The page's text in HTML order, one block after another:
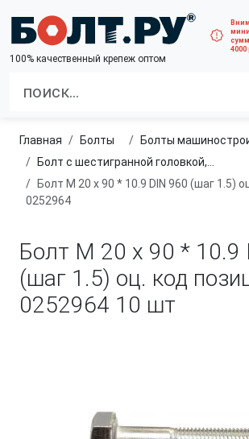
100% качественный крепеж оптом
4000
Главная болты
болты
Болт с шестигранной головкой, неполная резьба, мелкий шаг
Болт М 20 х 90 * 10.9 DIN 960 (шаг 1.5) оц. код позиции
0252964
Болт М 20 х 90 * 10.9
(шаг 1.5) оц. код
0252964 10 шт